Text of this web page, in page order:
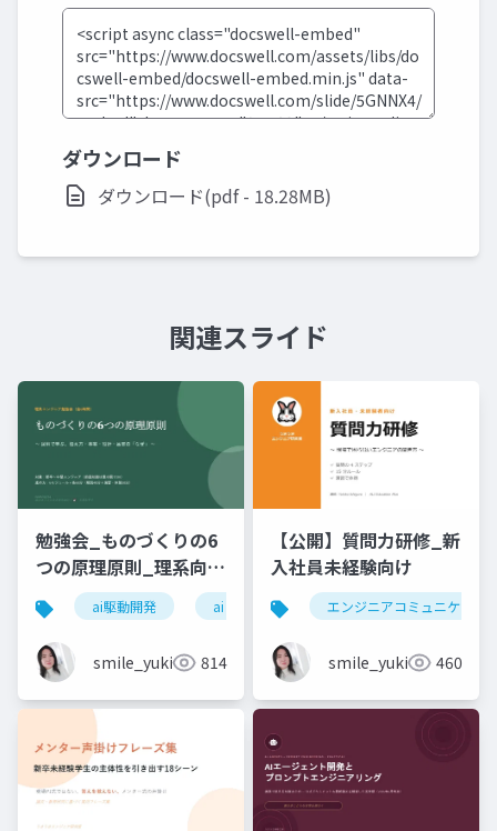
ダウンロード
ダウンロード(pdf - 18.28MB)
関連スライド
勉強会_ものづくりの6
つの原理原則_理系向け
6時間_2026_05_24_
石黒友季子
ai駆動開発 ai
smile_yukiko_it814
【公開】質問力研修_新
入社員未経験向け
エンジニアコミュニケーシ
smile_yukiko_it460